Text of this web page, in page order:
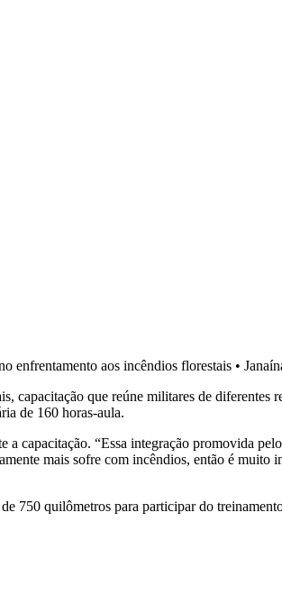
enfrentamento aos incêndios florestais •
que reúne militares de diferentes
de 160 horas-aula.
capacitação. “Essa integração promovida
mais sofre com incêndios, então é muito
750 quilômetros para participar do